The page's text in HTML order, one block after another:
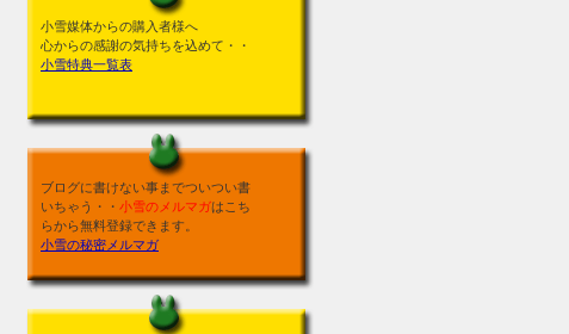
小雪媒体からの購入者様へ
心からの感謝の気持ちを込めて・・
小雪特典一覧表
ブログに書けない事までついつい書
いちゃう・・ 小雪のメルマガはこち
らから無料登録できます。
小雪の秘密メルマガ